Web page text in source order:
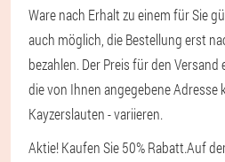
Ware nach Erhalt zu einem für Sie
auch möglich, die Bestellung erst
bezahlen. Der Preis für den
die von Ihnen angegebene Adresse
Kayzerslauten - variieren.
Aktie! Kaufen Sie 50% Rabatt.Auf